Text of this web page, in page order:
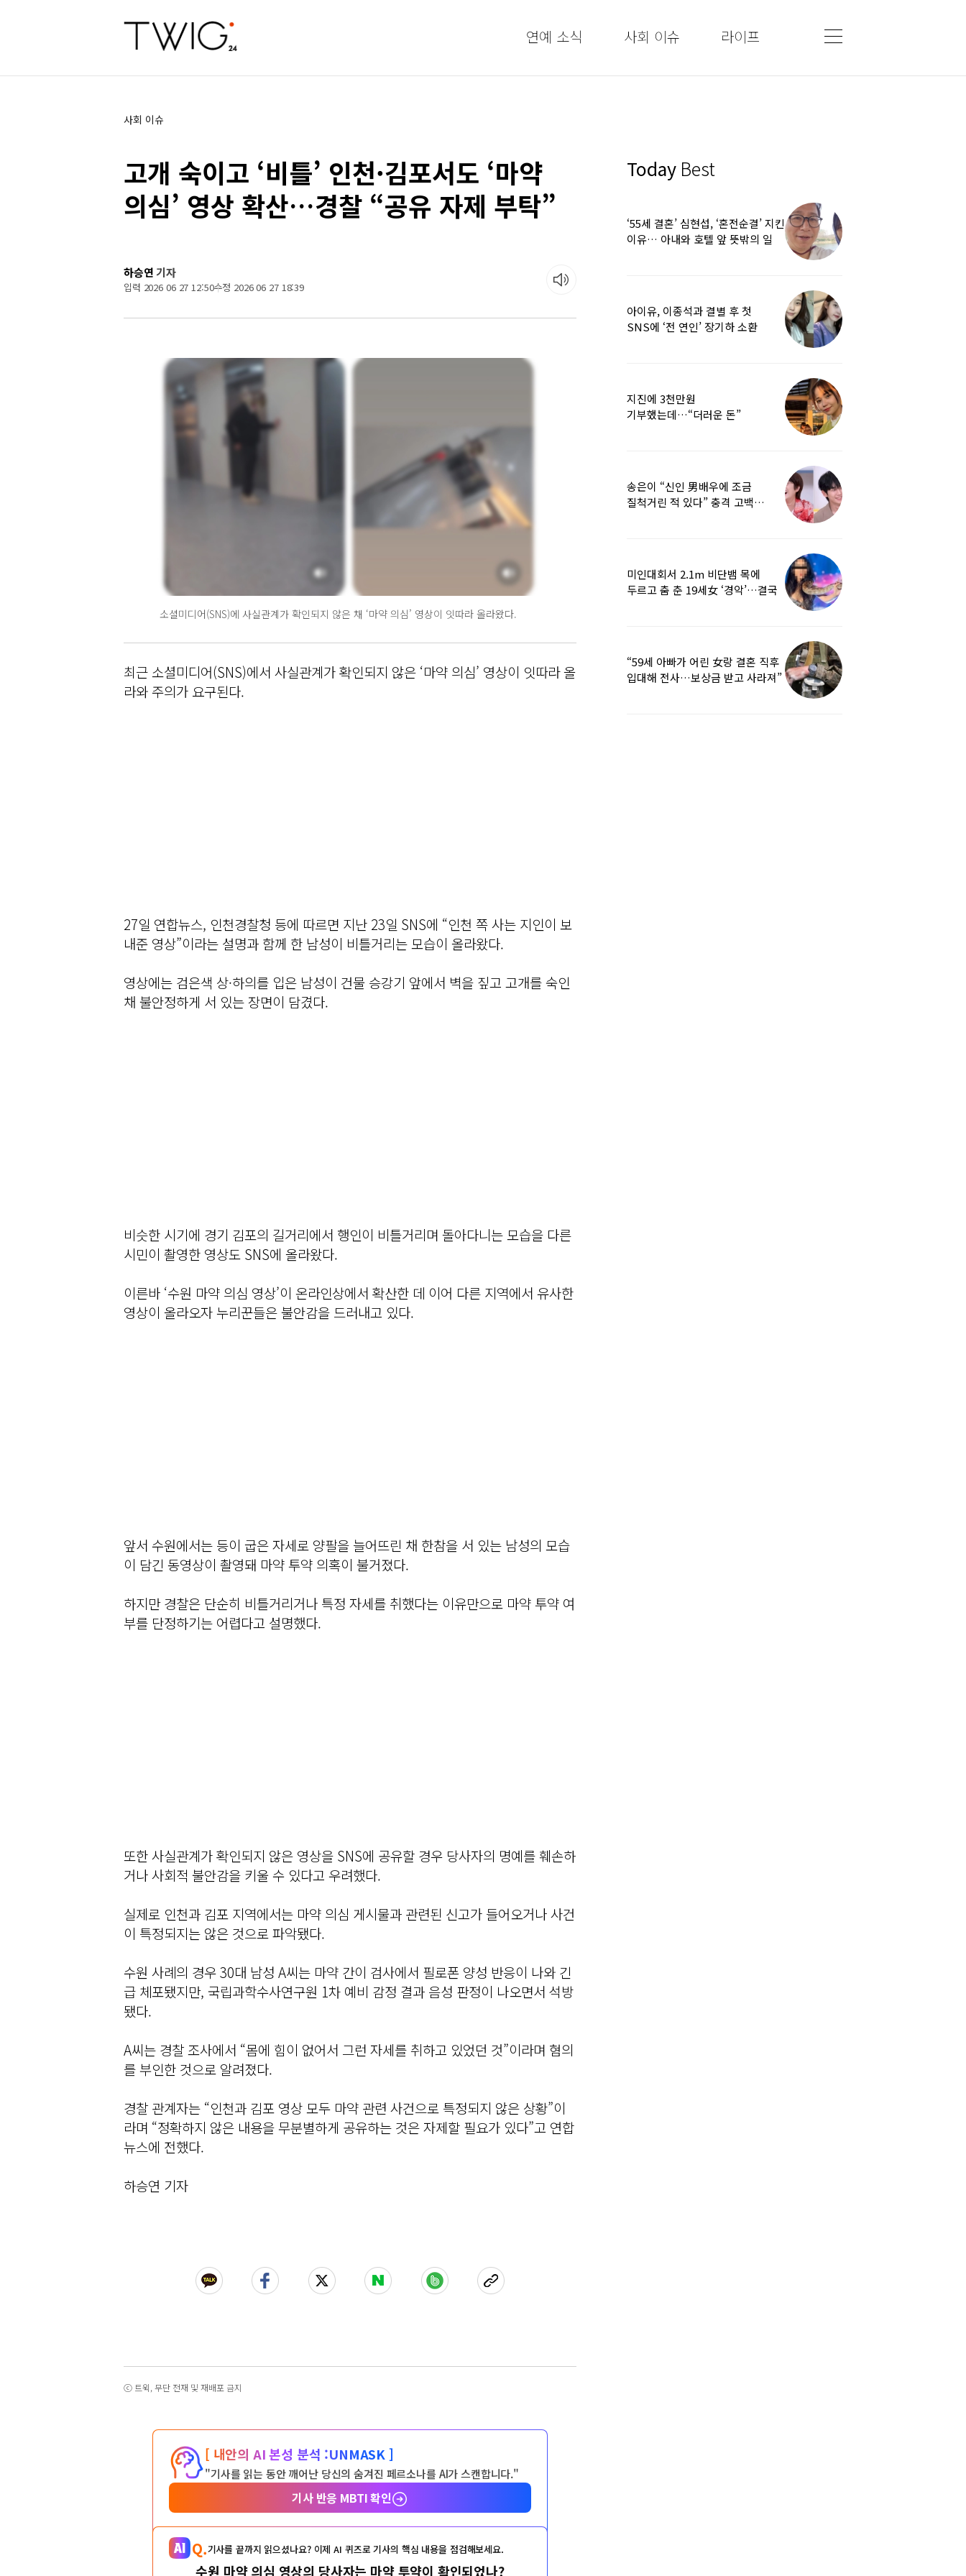
연예 소식 사회 이슈 라이프
사회 이슈
고개 숙이고 ‘비틀’ 인천·김포서도 ‘마약
의심’ 영상 확산…경찰 “공유 자제 부탁”
하승연기자
입력 2026 06 27 12:50수정 2026 06 27 18:39
소셜미디어(SNS)에 사실관계가 확인되지 않은 채 ‘마약 의심’ 영상이 잇따라 올라왔다.
최근 소셜미디어(SNS)에서 사실관계가 확인되지 않은 ‘마약 의심’ 영상이 잇따라 올
라와 주의가 요구된다.
27일 연합뉴스, 인천경찰청 등에 따르면 지난 23일 SNS에 “인천 쪽 사는 지인이 보
내준 영상”이라는 설명과 함께 한 남성이 비틀거리는 모습이 올라왔다.
영상에는 검은색 상·하의를 입은 남성이 건물 승강기 앞에서 벽을 짚고 고개를 숙인
채 불안정하게 서 있는 장면이 담겼다.
비슷한 시기에 경기 김포의 길거리에서 행인이 비틀거리며 돌아다니는 모습을 다른
시민이 촬영한 영상도 SNS에 올라왔다.
이른바 ‘수원 마약 의심 영상’이 온라인상에서 확산한 데 이어 다른 지역에서 유사한
영상이 올라오자 누리꾼들은 불안감을 드러내고 있다.
앞서 수원에서는 등이 굽은 자세로 양팔을 늘어뜨린 채 한참을 서 있는 남성의 모습
이 담긴 동영상이 촬영돼 마약 투약 의혹이 불거졌다.
하지만 경찰은 단순히 비틀거리거나 특정 자세를 취했다는 이유만으로 마약 투약 여
부를 단정하기는 어렵다고 설명했다.
또한 사실관계가 확인되지 않은 영상을 SNS에 공유할 경우 당사자의 명예를 훼손하
거나 사회적 불안감을 키울 수 있다고 우려했다.
실제로 인천과 김포 지역에서는 마약 의심 게시물과 관련된 신고가 들어오거나 사건
이 특정되지는 않은 것으로 파악됐다.
수원 사례의 경우 30대 남성 A씨는 마약 간이 검사에서 필로폰 양성 반응이 나와 긴
급 체포됐지만, 국립과학수사연구원 1차 예비 감정 결과 음성 판정이 나오면서 석방
됐다.
A씨는 경찰 조사에서 “몸에 힘이 없어서 그런 자세를 취하고 있었던 것”이라며 혐의
를 부인한 것으로 알려졌다.
경찰 관계자는 “인천과 김포 영상 모두 마약 관련 사건으로 특정되지 않은 상황”이
라며 “정확하지 않은 내용을 무분별하게 공유하는 것은 자제할 필요가 있다”고 연합
뉴스에 전했다.
하승연 기자
ⓒ 트윅, 무단 전재 및 재배포 금지
[ 내안의 AI 본성 분석 :UNMASK ]
"기사를 읽는 동안 깨어난 당신의 숨겨진 페르소나를 AI가 스캔합니다."
기사 반응 MBTI 확인
Q.기사를 끝까지 읽으셨나요? 이제 AI 퀴즈로 기사의 핵심 내용을 점검해보세요.
수원 마약 의심 영상의 당사자는 마약 투약이 확인되었나?
Today Best
‘55세 결혼’ 심현섭, ‘혼전순결’ 지킨
이유… 아내와 호텔 앞 뜻밖의 일
아이유, 이종석과 결별 후 첫
SNS에 ‘전 연인’ 장기하 소환
지진에 3천만원
기부했는데…“더러운 돈”
송은이 “신인 男배우에 조금
질척거린 적 있다” 충격 고백…
미인대회서 2.1m 비단뱀 목에
두르고 춤 춘 19세女 ‘경악’…결국
“59세 아빠가 어린 女랑 결혼 직후
입대해 전사…보상금 받고 사라져”